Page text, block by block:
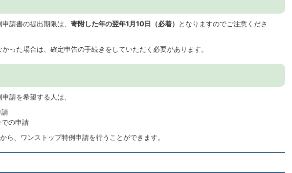
請書の提出期限は、 寄附した年の翌年1月10日（必着） となりますのでご注意くださ
った場合は、確定申告の手続きをしていただく必要があります。
請を希望する人は、
請
の申請
ら、ワンストップ特例申請を行うことができます。